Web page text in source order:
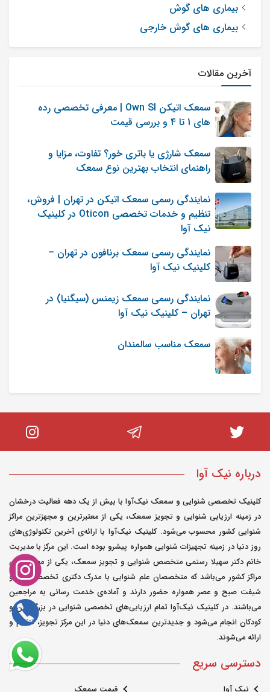
پزشک و ادیولوژیست مراجعه کنید.
مهدی آقایی
ارسال شده در : شنبه 28 فروردین 1400
0
0
پاسخ نظر
سلام دخترم ۷ روزه به دنیا اومده دو بار حموم بردیم
برده بودیم دکتر لخت کردن نیم ساعت تو سرما موند
بینیش کیپ میشه بعد با همین وضعیت ها بردیم
شنوایی سنجی انگار مشکوک بوده گفت برین دو هفته
دیگه بیاین شاید آب مایع اینا مونده باشه تو گوشش
میخواستم ببینم سرماخوردگی و اینکه اگه آب بره تو
گوش نتیجه شنوایی سنجی رو تغییر میده یا نه؟
مدیر سایت
0
0
سرماخوردگی دارد، ممکن است نتایج
نامعتبری داشته باشد، زیرا سرماخوردگی
می‌تواند تاثیر منفی بر شنوایی داشته باشد.
بروز هرگونه نگرانی درباره شنوایی نوزاد، بهتر
است با پزشک معالج مشورت کنید.
محمد
ارسال شده در : شنبه 09 اسفند 1399
0
0
پاسخ نظر
سلام وقت بخیر من مشکلی که دارم اینجوریه مثلا با
صدای بلند یکی از گوشام میگیره و یه جورایی مثل خش
خش میشنوم و ازار دهندست این مشکل وقتی میخندم
و خودمم بلند صحبت میکنم پیش میاد البته وقتی جسم
بیماری های گوش
بیماری های گوش خارجی
آخرین مقالات
سمعک اتیکن Own SI | معرفی تخصصی رده
های 1 تا 4 و بررسی قیمت
سمعک شارژی یا باتری خور؟ تفاوت، مزایا و
راهنمای انتخاب بهترین نوع سمعک
نمایندگی رسمی سمعک اتیکن در تهران | فروش،
تنظیم و خدمات تخصصی Oticon در کلینیک
نیک آوا
نمایندگی رسمی سمعک برنافون در تهران –
کلینیک نیک آوا
نمایندگی رسمی سمعک زیمنس (سیگنیا) در
تهران – کلینیک نیک آوا
سمعک مناسب سالمندان
درباره نیک آوا
کلینیک تخصصی شنوایی و سمعک نیک‌آوا با بیش از یک دهه فعالیت درخشان
در زمینه ارزیابی شنوایی و تجویز سمعک، یکی از معتبرترین و مجهزترین مراکز
شنوایی کشور محسوب می‌شود. کلینیک نیک‌آوا با ارائه‌ی آخرین تکنولوژی‌های
روز دنیا در زمینه تجهیزات شنوایی همواره پیشرو بوده است. این مرکز با مدیریت
خانم دکتر سهیلا رستمی متخصص شنوایی و تجویز سمعک، یکی از معدودترین
مراکز کشور می‌باشد که متخصصان علم شنوایی با مدرک دکتری تخصصی در دو
شیفت صبح و عصر همواره حضور دارند و آماده‌ی خدمت رسانی به مراجعین
می‌باشند. در کلینیک نیک‌آوا تمام ارزیابی‌های تخصصی شنوایی در بزرگسالان و
کودکان انجام می‌شود و جدیدترین سمعک‌های دنیا در این مرکز تجویز، تنظیم و
ارائه می‌شوند.
دسترسی سریع